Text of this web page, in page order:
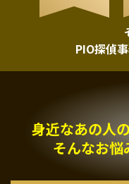
PIO探偵
身近なあの人
そんなお悩